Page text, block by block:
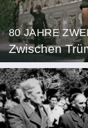
80 JAHRE
Zwischen